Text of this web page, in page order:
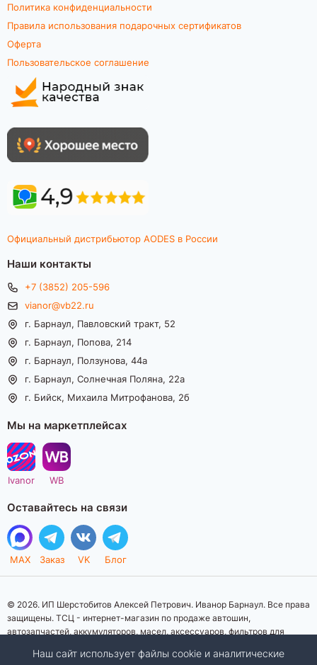
Политика конфиденциальности
Правила использования подарочных сертификатов
Оферта
Пользовательское соглашение
Официальный дистрибьютор AODES в России
Наши контакты
+7 (3852) 205-596
vianor@vb22.ru
г. Барнаул, Павловский тракт, 52
г. Барнаул, Попова, 214
г. Барнаул, Ползунова, 44а
г. Барнаул, Солнечная Поляна, 22а
г. Бийск, Михаила Митрофанова, 2б
Мы на маркетплейсах
Ivanor WB
Оставайтесь на связи
MAX Заказ VK Блог
© 2026. ИП Шерстобитов Алексей Петрович. Иванор Барнаул. Все права
защищены. ТСЦ - интернет-магазин по продаже автошин,
автозапчастей, аккумуляторов, масел, аксессуаров, фильтров для
информационный характер. Представленная информация о товарах, их
Наш сайт использует файлы cookie и аналитические